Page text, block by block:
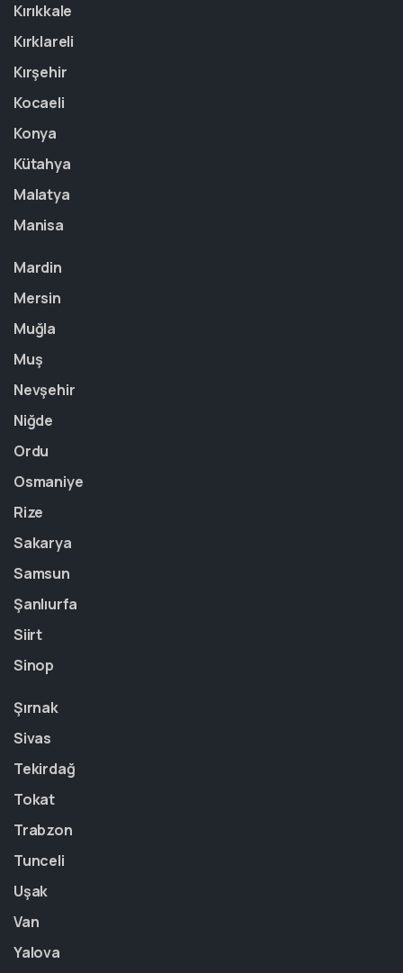
Kırıkkale
Kırklareli
Kırşehir
Kocaeli
Konya
Kütahya
Malatya
Manisa
Mardin
Mersin
Muğla
Muş
Nevşehir
Niğde
Ordu
Osmaniye
Rize
Sakarya
Samsun
Şanlıurfa
Siirt
Sinop
Şırnak
Sivas
Tekirdağ
Tokat
Trabzon
Tunceli
Uşak
Van
Yalova